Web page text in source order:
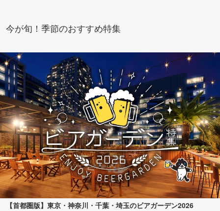
今が旬！季節のおすすめ特集
【首都圏版】東京・神奈川・千葉・埼玉のビアガーデン2026